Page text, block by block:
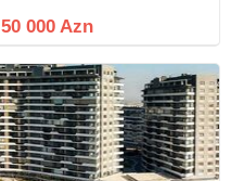
Xəndan küç., West Town Yaşayış
kompleksində QANUNI 3 OTAQ
binanın 5-cı
50 000 Azn